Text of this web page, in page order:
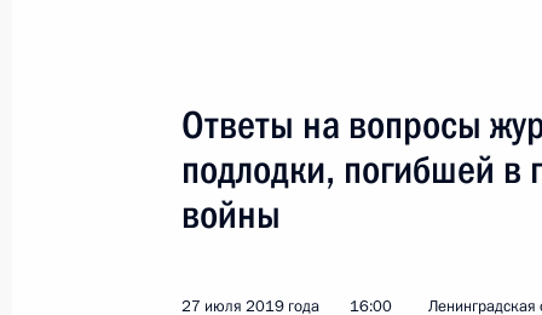
Неформальный саммит СНГ
Ответы на вопросы
подлодки, погибшей в
войны
27 июля 2019 года 16:00 Ленинградская